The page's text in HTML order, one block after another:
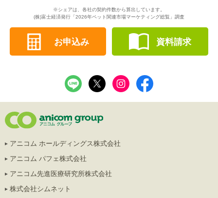
※シェアは、各社の契約件数から算出しています。
(株)富士経済発行「2026年ペット関連市場マーケティング総覧」調査
お申込み 資料請求
アニコム ホールディングス株式会社
アニコム パフェ株式会社
アニコム先進医療研究所株式会社
株式会社シムネット